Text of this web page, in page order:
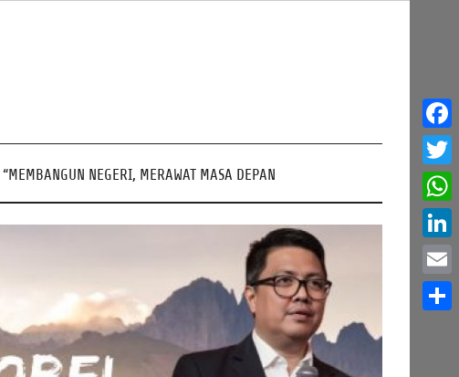
“MEMBANGUN NEGERI, MERAWAT MASA DEPAN
Email